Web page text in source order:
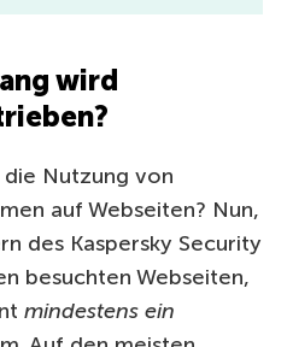
wird
Nutzung von
auf Webseiten? Nun,
des Kaspersky Security
besuchten Webseiten,
mindestens ein